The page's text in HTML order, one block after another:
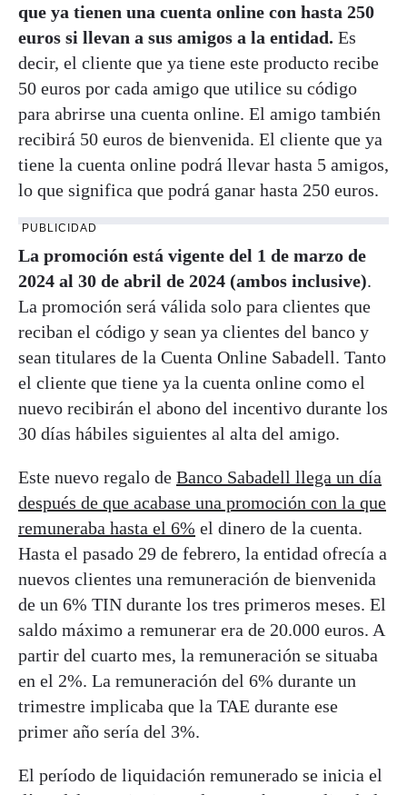
que ya tienen una cuenta online con hasta 250
euros si llevan a sus amigos a la entidad. Es
decir, el cliente que ya tiene este producto recibe
50 euros por cada amigo que utilice su código
para abrirse una cuenta online. El amigo también
recibirá 50 euros de bienvenida. El cliente que ya
tiene la cuenta online podrá llevar hasta 5 amigos,
lo que significa que podrá ganar hasta 250 euros.
PUBLICIDAD
La promoción está vigente del 1 de marzo de
2024 al 30 de abril de 2024 (ambos inclusive).
La promoción será válida solo para clientes que
reciban el código y sean ya clientes del banco y
sean titulares de la Cuenta Online Sabadell. Tanto
el cliente que tiene ya la cuenta online como el
nuevo recibirán el abono del incentivo durante los
30 días hábiles siguientes al alta del amigo.
Este nuevo regalo de Banco Sabadell llega un día
después de que acabase una promoción con la que
remuneraba hasta el 6% el dinero de la cuenta.
Hasta el pasado 29 de febrero, la entidad ofrecía a
nuevos clientes una remuneración de bienvenida
de un 6% TIN durante los tres primeros meses. El
saldo máximo a remunerar era de 20.000 euros. A
partir del cuarto mes, la remuneración se situaba
en el 2%. La remuneración del 6% durante un
trimestre implicaba que la TAE durante ese
primer año sería del 3%.
El período de liquidación remunerado se inicia el